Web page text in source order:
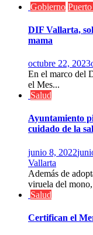
Gobierno
DIF Vallarta,
mama
octubre 22, 2023
En el marco del
el Mes...
Salud
Ayuntamiento
cuidado de la
junio 8, 2022
Vallarta
Además de
viruela del
Salud
Certifican el